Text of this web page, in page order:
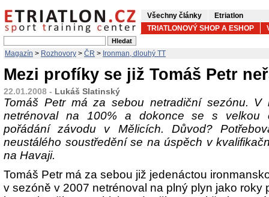
Všechny články
Etriatlon
TRIATLONOVÝ SHOP A ESHOP
Magazín > Rozhovory > ČR > Ironman, dlouhý TT
Mezi profíky se již Tomáš Petr
22.01.2008 - Lukáš Slatinský
Tomáš Petr má za sebou netradiční sezónu. V
netrénoval na 100% a dokonce se s velkou
pořádání závodu v Mělicích. Důvod?
neustálého soustředění se na úspěch v
na Havaji.
Tomáš Petr má za sebou již jedenáctou
v sezóně v 2007 netrénoval na plný plyn jako roky